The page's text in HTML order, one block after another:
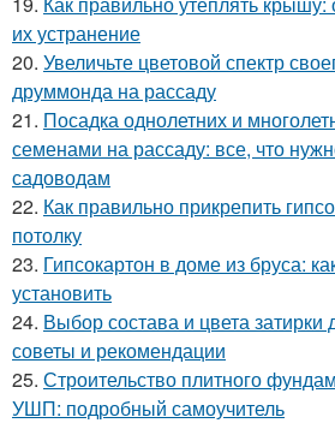
их устранение
20. Увеличьте цветовой спектр
друммонда на рассаду
21. Посадка однолетних и
семенами на рассаду: все, что
садоводам
22. Как правильно прикрепить
потолку
23. Гипсокартон в доме из бруса:
установить
24. Выбор состава и цвета затирки
советы и рекомендации
25. Строительство плитного
УШП: подробный самоучитель